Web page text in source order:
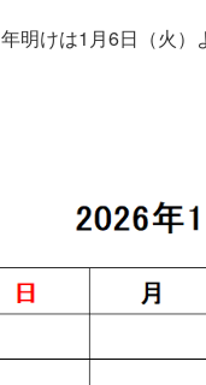
年明けは1月6日（火）